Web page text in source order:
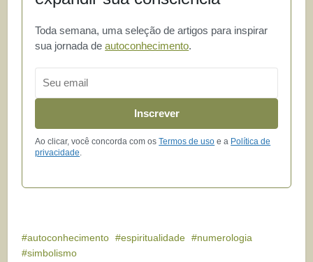
Toda semana, uma seleção de artigos para inspirar
sua jornada deautoconhecimento.
Inscrever
Ao clicar, você concorda com osTermos de uso e a Política de
privacidade
autoconhecimento espiritualidade
numerologia
simbolismo